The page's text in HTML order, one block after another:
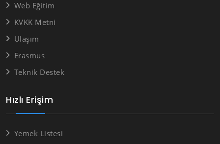
Hızlı Erişim
Yemek Listesi
Web Eğitim
KVKK Metni
Ulaşım
Erasmus
Teknik Destek